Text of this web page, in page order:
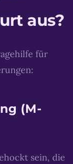
aus?
für
(M-
sein, die